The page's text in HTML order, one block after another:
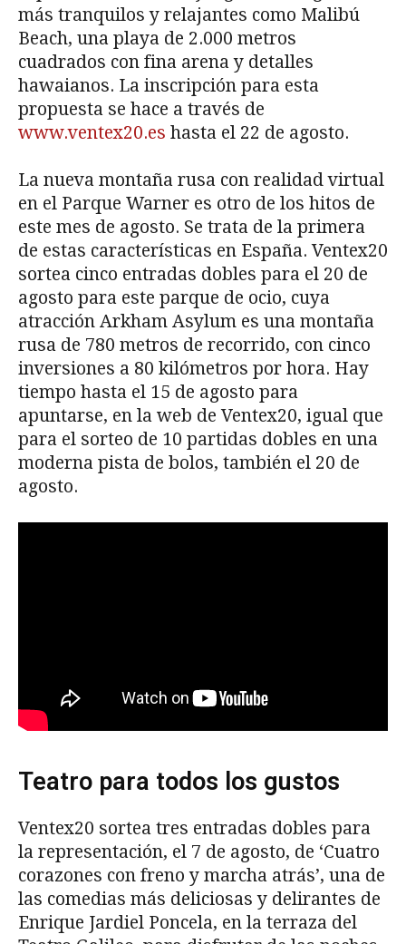
más tranquilos y relajantes como Malibú
Beach, una playa de 2.000 metros
cuadrados con fina arena y detalles
hawaianos. La inscripción para esta
propuesta se hace a través de
www.ventex20.es hasta el 22 de agosto.
La nueva montaña rusa con realidad virtual
en el Parque Warner es otro de los hitos de
este mes de agosto. Se trata de la primera
de estas características en España. Ventex20
sortea cinco entradas dobles para el 20 de
agosto para este parque de ocio, cuya
atracción Arkham Asylum es una montaña
rusa de 780 metros de recorrido, con cinco
inversiones a 80 kilómetros por hora. Hay
tiempo hasta el 15 de agosto para
apuntarse, en la web de Ventex20, igual que
para el sorteo de 10 partidas dobles en una
moderna pista de bolos, también el 20 de
agosto.
Teatro para todos los gustos
Ventex20 sortea tres entradas dobles para
la representación, el 7 de agosto, de ‘Cuatro
corazones con freno y marcha atrás’, una de
las comedias más deliciosas y delirantes de
Enrique Jardiel Poncela, en la terraza del